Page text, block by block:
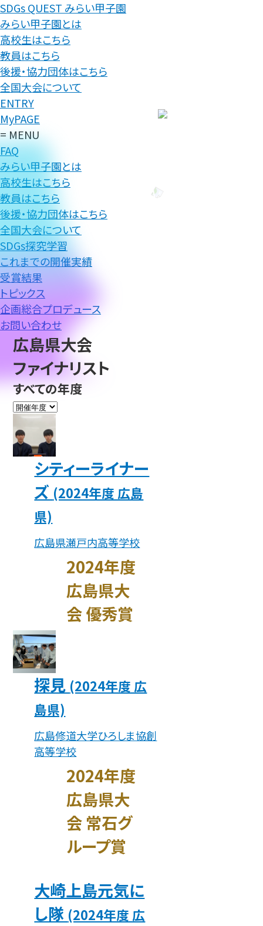
SDGs QUEST みらい甲子園
みらい甲子園とは
高校生はこちら
教員はこちら
後援・協力団体はこちら
全国大会について
ENTRY
MyPAGE
= MENU
FAQ
みらい甲子園とは
高校生はこちら
教員はこちら
後援・協力団体はこちら
全国大会について
SDGs探究学習
これまでの開催実績
受賞結果
トピックス
企画総合プロデュース
お問い合わせ
広島県大会
ファイナリスト
すべての年度
シティーライナー
ズ (2024年度 広島
県)
広島県瀬戸内高等学校
2024年度
広島県大
会 優秀賞
探見 (2024年度 広
島県)
広島修道大学ひろしま協創
高等学校
2024年度
広島県大
会 常石グ
ループ賞
大崎上島元気に
し隊 (2024年度 広